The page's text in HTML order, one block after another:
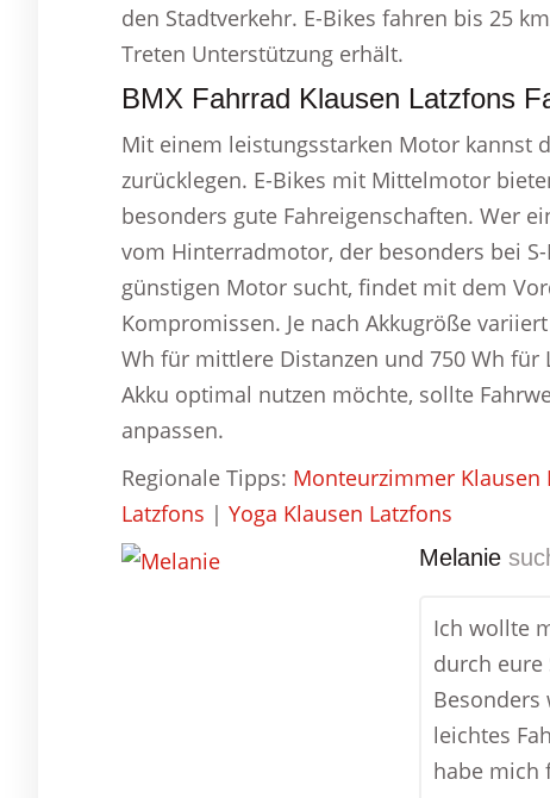
den Stadtverkehr. E-Bikes fahren bis 25
Treten Unterstützung erhält.
BMX Fahrrad Klausen Latzfons
Mit einem leistungsstarken Motor kannst
zurücklegen. E-Bikes mit Mittelmotor
besonders gute Fahreigenschaften. Wer
vom Hinterradmotor, der besonders bei
günstigen Motor sucht, findet mit dem
Kompromissen. Je nach Akkugröße
Wh für mittlere Distanzen und 750 Wh
Akku optimal nutzen möchte, sollte
anpassen.
Regionale Tipps: Monteurzimmer Klausen
Latzfons | Yoga Klausen Latzfons
Melanie
Ich wollte
durch eure
leichtes
habe mich